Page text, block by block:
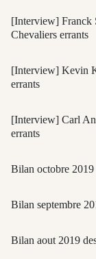
[Interview] Franck
Chevaliers errants
[Interview] Kevin
errants
[Interview] Carl
errants
Bilan octobre 2019
Bilan septembre
Bilan aout 2019